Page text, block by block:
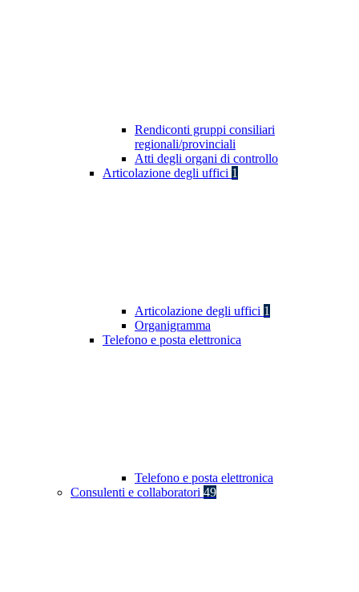
Rendiconti gruppi consiliari
regionali/provinciali
Atti degli organi di controllo
Articolazione degli uffici 1
Articolazione degli uffici 1
Organigramma
Telefono e posta elettronica
Telefono e posta elettronica
Consulenti e collaboratori 49